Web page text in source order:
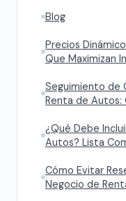
Blog
Precios
Que Maximizan
Seguimiento de
Renta de Autos:
¿Qué Debe
Autos? Lista
Cómo Evitar
Negocio de